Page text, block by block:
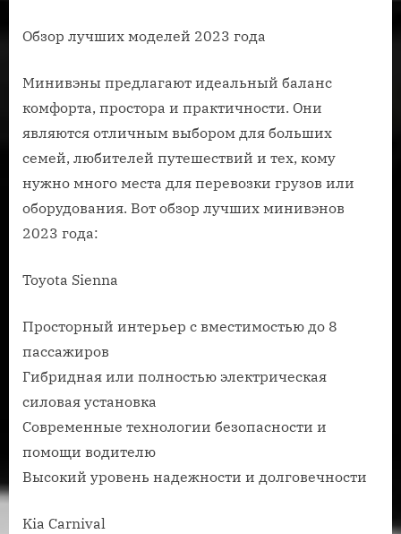
Обзор лучших моделей 2023 года
Минивэны предлагают идеальный баланс
комфорта, простора и практичности. Они
являются отличным выбором для больших
семей, любителей путешествий и тех, кому
нужно много места для перевозки грузов или
оборудования. Вот обзор лучших минивэнов
2023 года:
Toyota Sienna
Просторный интерьер с вместимостью до 8
пассажиров
Гибридная или полностью электрическая
силовая установка
Современные технологии безопасности и
помощи водителю
Высокий уровень надежности и долговечности
Kia Carnival